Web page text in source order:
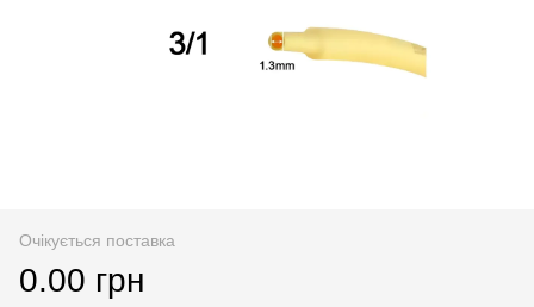
Очікується поставка
0.00 грн